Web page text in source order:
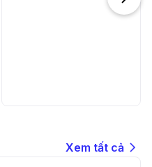
Xem tất cả